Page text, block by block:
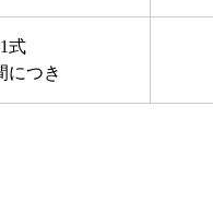
1式
につき